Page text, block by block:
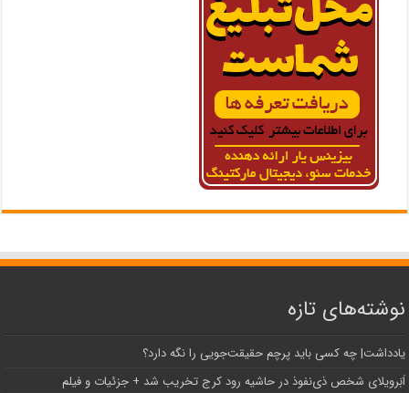
نوشته‌های تازه
یادداشت| ‌چه کسی باید پرچم حقیقت‌جویی را نگه دارد؟
اَبَر‌ویلای شخص ذی‌نفوذ در حاشیه‌ رود کرج تخریب شد + جزئیات و فیلم